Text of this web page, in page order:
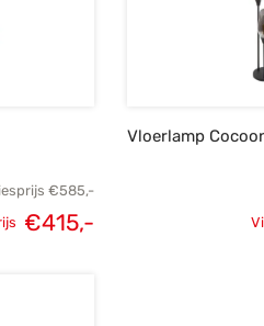
€585,-
€415,-
Vloerlamp